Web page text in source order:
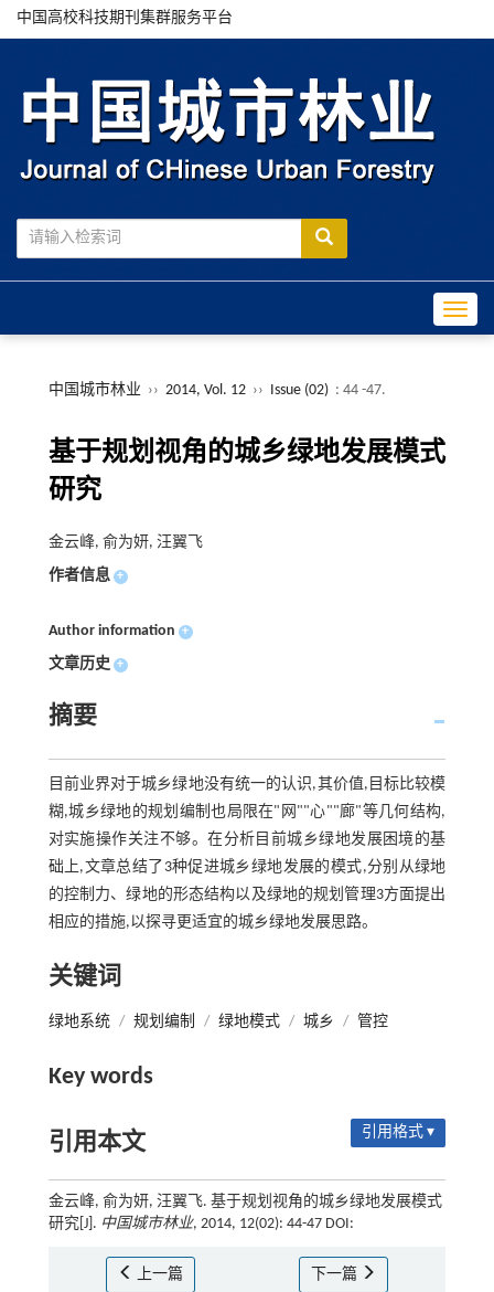
中国高校科技期刊集群服务平台
中国城市林业 ›› 2014, Vol. 12 ›› Issue (02) : 44 -47.
基于规划视角的城乡绿地发展模式
研究
金云峰, 俞为妍, 汪翼飞
作者信息 +
Author information +
文章历史 +
摘要
目前业界对于城乡绿地没有统一的认识,其价值,目标比较模
糊,城乡绿地的规划编制也局限在"网""心""廊"等几何结构,
对实施操作关注不够。在分析目前城乡绿地发展困境的基
础上,文章总结了3种促进城乡绿地发展的模式,分别从绿地
的控制力、绿地的形态结构以及绿地的规划管理3方面提出
相应的措施,以探寻更适宜的城乡绿地发展思路。
关键词
绿地系统 / 规划编制 / 绿地模式 / 城乡 / 管控
Key words
引用本文 引用格式 ▾
金云峰, 俞为妍, 汪翼飞. 基于规划视角的城乡绿地发展模式
研究[J]. 中国城市林业, 2014, 12(02): 44-47 DOI:
上一篇 下一篇